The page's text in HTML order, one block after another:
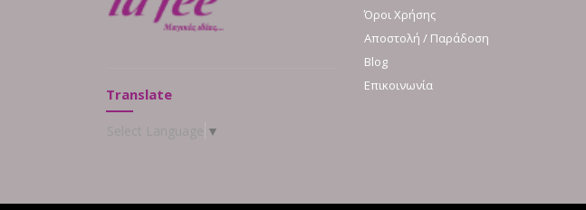
Translate
▼
Όροι Χρήσης
Αποστολή / Παράδοση
Blog
Επικοινωνία